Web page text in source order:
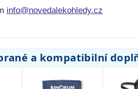
info@novedalekohledy.cz
a kompatibilní